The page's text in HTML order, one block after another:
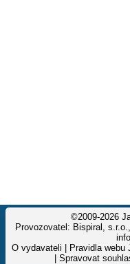
©2009-2026
Provozovatel: Bispiral,
O vydavateli
Pravidla webu
Spravovat